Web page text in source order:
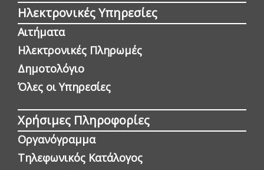
Ηλεκτρονικές Υπηρεσίες
Αιτήματα
Ηλεκτρονικές Πληρωμές
Δημοτολόγιο
Όλες οι Yπηρεσίες
Χρήσιμες Πληροφορίες
Οργανόγραμμα
Τηλεφωνικός Κατάλογος